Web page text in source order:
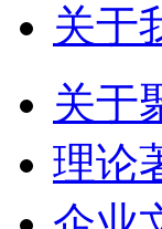
关于
关于
理论